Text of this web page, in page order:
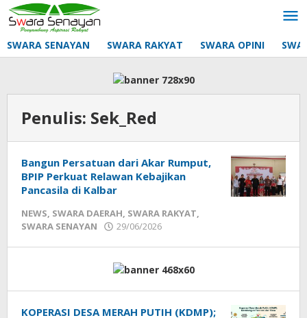
Lewati
ke
konten
SWARA SENAYAN SWARA RAKYAT SWARA OPINI
Penulis: Sek_Red
Bangun Persatuan dari Akar Rumput,
BPIP Perkuat Relawan Kebajikan
Pancasila di Kalbar
NEWS, SWARA DAERAH, SWARA RAKYAT,
SWARA SENAYAN
29/06/2026
KOPERASI DESA MERAH PUTIH (KDMP);